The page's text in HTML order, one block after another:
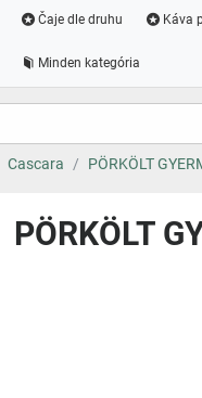
Čaje dle druhu Káva
Minden kategória
Cascara PÖRKÖLT
PÖRKÖLT